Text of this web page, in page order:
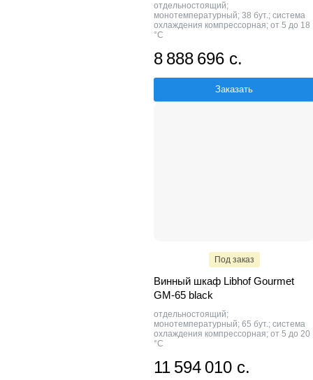
отдельностоящий;
монотемпературный; 38 бут.; система
охлаждения компрессорная; от 5 до 18
°C
8 888 696 с.
Заказать
Под заказ
Винный шкаф Libhof Gourmet
GM-65 black
отдельностоящий;
монотемпературный; 65 бут.; система
охлаждения компрессорная; от 5 до 20
°C
11 594 010 с.